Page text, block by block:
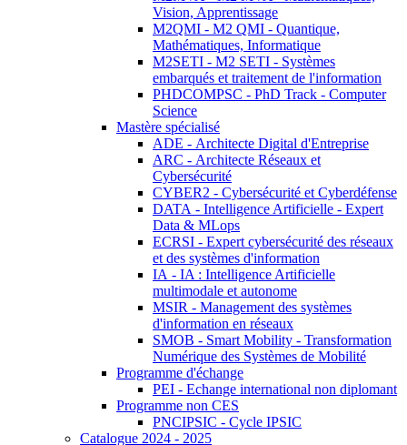
Vision, Apprentissage
M2QMI - M2 QMI - Quantique,
Mathématiques, Informatique
M2SETI - M2 SETI - Systèmes
embarqués et traitement de l'information
PHDCOMPSC - PhD Track - Computer
Science
Mastère spécialisé
ADE - Architecte Digital d'Entreprise
ARC - Architecte Réseaux et
Cybersécurité
CYBER2 - Cybersécurité et Cyberdéfense
DATA - Intelligence Artificielle - Expert
Data & MLops
ECRSI - Expert cybersécurité des réseaux
et des systèmes d'information
IA - IA : Intelligence Artificielle
multimodale et autonome
MSIR - Management des systèmes
d'information en réseaux
SMOB - Smart Mobility - Transformation
Numérique des Systèmes de Mobilité
Programme d'échange
PEI - Echange international non diplomant
Programme non CES
PNCIPSIC - Cycle IPSIC
Catalogue 2024 - 2025